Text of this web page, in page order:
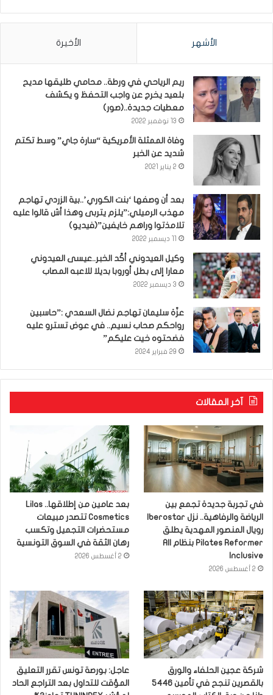
الأشهر الأخيرة
ريم الرياحي في ورطة.. محامي طليقها مديح
بلعيد يخرج عن واجب التحفظ و يكشف
معطيات جديدة..(صور)
13 نوفمبر 2022
وفاة الممثلة الأمريكية “سارة جاي” وسط تكتم
شديد عن الخبر
2 يناير 2021
بعد أن وصفها ‘بنت الكوري’..بية الزردي تهاجم
مهذب الرميلي:”يلزم يتربى وهذا أش قالوا عليه
تلامذتوا وراهم خايفين”(فيديو)
وكيل العيدوني أكّد الخبر..عيسى العيدوني
معارا إلى بطل أوروبا بديلا للاعبه المصاب
3 ديسمبر 2022
عزّة سليمان تهاجم نضال السعدي :”حاسبين
رواحكم صحاب نسيم.. في عوض تسترو عليه
فضحتوه خيت عليكم”
29 فبراير 2024
آخر المقالات
في تجربة جديدة تجمع بين
رويال المنصور المهدية يطلق
Pilates Reformer بنظام All
Inclusive
2 أغسطس 2026
بعد عامين من إطلاقها.. Lilas
Cosmetics تتصدر مبيعات
مستحضرات التجميل وتكسب
رهان الثقة في السوق التونسية
2 أغسطس 2026
شركة عجين الحلفاء والورق
بالقصرين تنجح في تأمين 5446
عاجل: بورصة تونس تقرر التعليق
المؤقت للتداول بعد التراجع الحاد